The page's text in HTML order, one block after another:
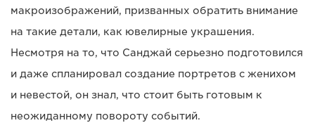
макроизображений, призванных обратить внимание
на такие детали, как ювелирные украшения.
Несмотря на то, что Санджай серьезно подготовился
и даже спланировал создание портретов с женихом
и невестой, он знал, что стоит быть готовым к
неожиданному повороту событий.